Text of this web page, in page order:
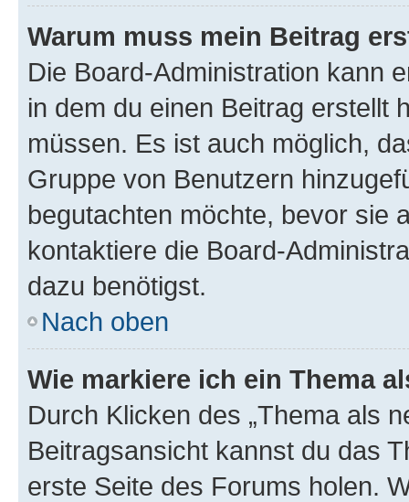
Warum muss mein Beitrag
Die Board-Administration kann
in dem du einen Beitrag erstellt
müssen. Es ist auch möglich,
Gruppe von Benutzern
begutachten möchte, bevor sie
kontaktiere die Board-
dazu benötigst.
Nach oben
Wie markiere ich ein Thema
Durch Klicken des „Thema als
Beitragsansicht kannst du das
erste Seite des Forums holen.